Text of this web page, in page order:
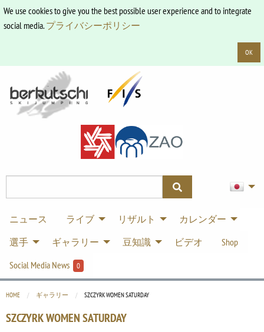
We use cookies to give you the best possible user experience and to integrate
social media.プライバシーポリシー
OK
ニュース ライブ リザルト
カレンダー
選手
ギャラリー 豆知識 ビデオ
Shop
Social Media News
0
HOME ギャラリー CURRENT:
SZCZYRK WOMEN SATURDAY
SZCZYRK WOMEN SATURDAY